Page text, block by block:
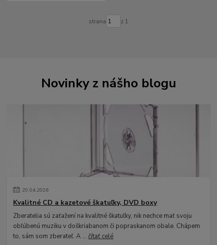
strana z 1
Novinky z nášho blogu
29.04.2026
Kvalitné CD a kazetové škatuľky, DVD boxy
Zberatelia sú zaťažení na kvalitné škatuľky, nik nechce mať svoju
obľúbenú muziku v doškriabanom či popraskanom obale. Chápem
to, sám som zberateľ. A ...čítať celé